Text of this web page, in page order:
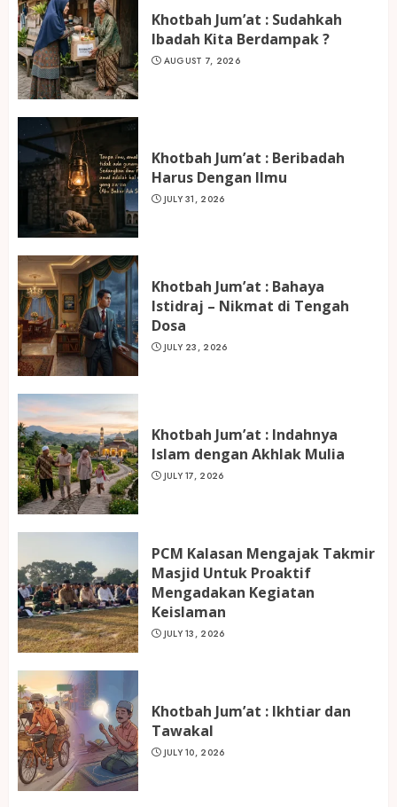
Khotbah Jum’at : Sudahkah
Ibadah Kita Berdampak ?
AUGUST 7, 2026
Khotbah Jum’at : Beribadah
Harus Dengan Ilmu
JULY 31, 2026
Khotbah Jum’at : Bahaya
Istidraj – Nikmat di Tengah
Dosa
JULY 23, 2026
Khotbah Jum’at : Indahnya
Islam dengan Akhlak Mulia
JULY 17, 2026
PCM Kalasan Mengajak Takmir
Masjid Untuk Proaktif
Mengadakan Kegiatan
Keislaman
JULY 13, 2026
Khotbah Jum’at : Ikhtiar dan
Tawakal
JULY 10, 2026